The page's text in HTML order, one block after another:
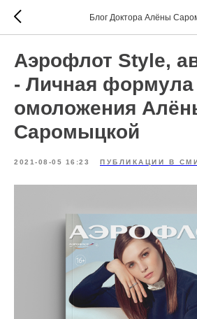
Блог Доктора Алёны
Аэрофлот Style,
- Личная формула
омоложения
Саромыцкой
2021-08-05 16:23 ПУБЛИКАЦИИ В